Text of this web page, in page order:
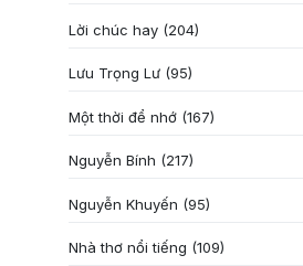
Lời chúc hay (204)
Lưu Trọng Lư (95)
Một thời để nhớ (167)
Nguyễn Bính (217)
Nguyễn Khuyến (95)
Nhà thơ nổi tiếng (109)